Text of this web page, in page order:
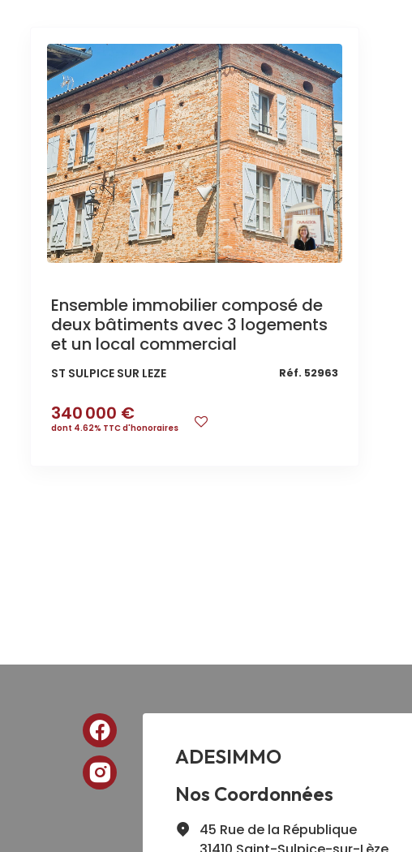
Ensemble immobilier composé de
deux bâtiments avec 3 logements
et un local commercial
ST SULPICE SUR LEZE Réf. 52963
340 000 €
dont 4.62% TTC d'honoraires
ADESIMMO
Nos Coordonnées
45 Rue de la République